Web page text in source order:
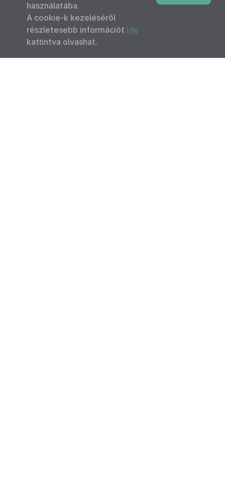
használatába.
A cookie-k kezeléséről
részletesebb információt ide
kattintva olvashat.